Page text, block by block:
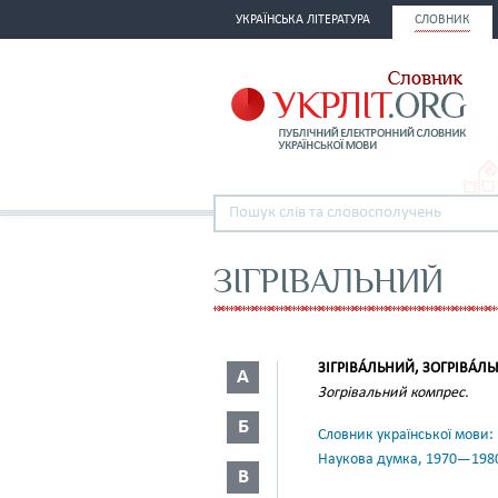
УКРАЇНСЬКА ЛІТЕРАТУРА СЛОВНИК
ЗІГРІВАЛЬНИЙ
А
Б
В
ЗІГРІВА́ЛЬНИЙ,
Зогрівальний компрес.
Словник української
Наукова думка,